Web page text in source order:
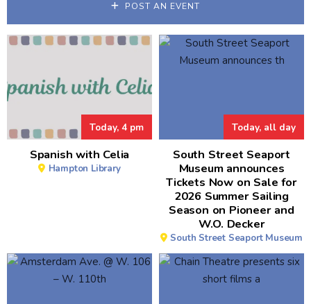
POST AN EVENT
Today, 4 pm
Spanish with Celia
Hampton Library
Today, all day
South Street Seaport
Museum announces
Tickets Now on Sale for
2026 Summer Sailing
Season on Pioneer and
W.O. Decker
South Street Seaport Museum